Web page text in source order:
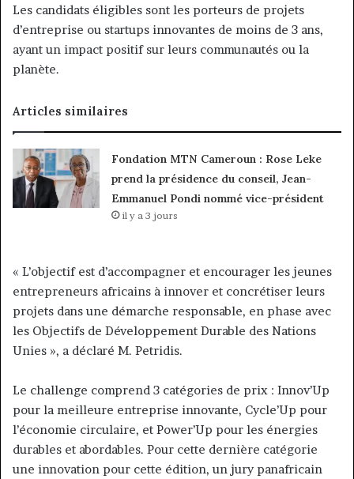
Les candidats éligibles sont les porteurs de projets
d’entreprise ou startups innovantes de moins de 3 ans,
ayant un impact positif sur leurs communautés ou la
planète.
Articles similaires
Fondation MTN Cameroun : Rose Leke
prend la présidence du conseil, Jean-
Emmanuel Pondi nommé vice-président
il y a 3 jours
« L’objectif est d’accompagner et encourager les jeunes
entrepreneurs africains à innover et concrétiser leurs
projets dans une démarche responsable, en phase avec
les Objectifs de Développement Durable des Nations
Unies », a déclaré M. Petridis.
Le challenge comprend 3 catégories de prix : Innov’Up
pour la meilleure entreprise innovante, Cycle’Up pour
l’économie circulaire, et Power’Up pour les énergies
durables et abordables. Pour cette dernière catégorie
une innovation pour cette édition, un jury panafricain